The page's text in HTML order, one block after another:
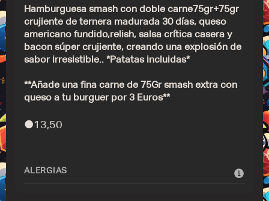
Hamburguesa smash con doble carne75gr+75gr
crujiente de ternera madurada 30 días, queso
americano fundido,relish, salsa crítica casera y
bacon súper crujiente, creando una explosión de
sabor irresistible.. *Patatas incluidas*
**Añade una fina carne de 75Gr smash extra con
queso a tu burguer por 3 Euros**
●13,50
ALERGIAS